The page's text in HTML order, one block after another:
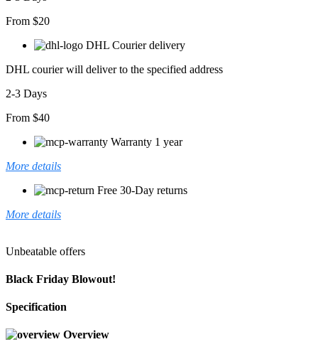
From $20
DHL Courier delivery
DHL courier will deliver to the specified address
2-3 Days
From $40
Warranty 1 year
More details
Free 30-Day returns
More details
Unbeatable offers
Black Friday Blowout!
Specification
Overview